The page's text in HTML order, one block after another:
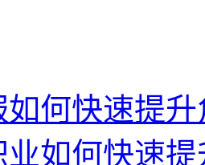
何快速提
如何快速